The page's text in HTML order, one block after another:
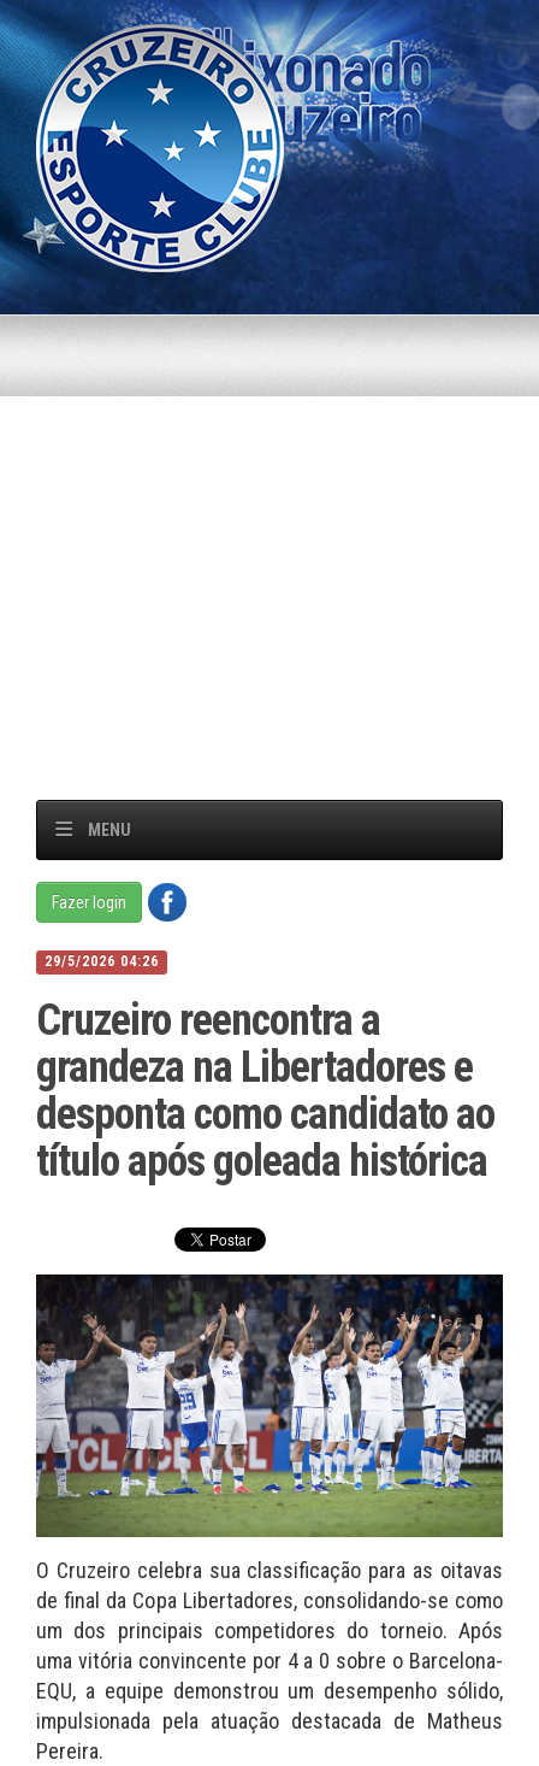
MENU
Fazer login
29/5/2026 04:26
Cruzeiro reencontra a
grandeza na Libertadores e
desponta como candidato ao
título após goleada histórica
O Cruzeiro celebra sua classificação para as oitavas
de final da Copa Libertadores, consolidando-se como
um dos principais competidores do torneio. Após
uma vitória convincente por 4 a 0 sobre o Barcelona-
EQU, a equipe demonstrou um desempenho sólido,
impulsionada pela atuação destacada de Matheus
Pereira.